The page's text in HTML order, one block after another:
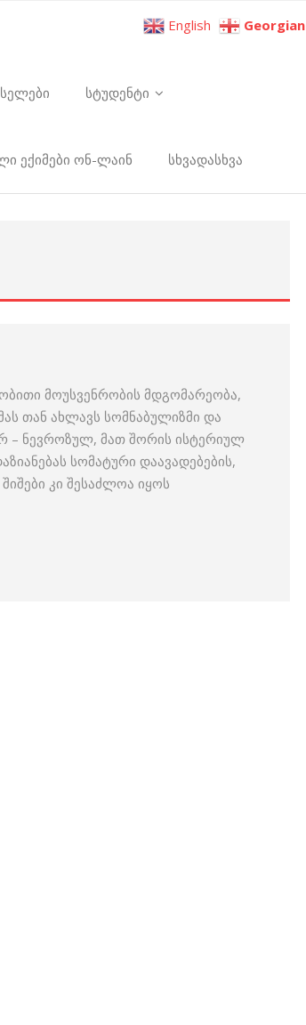
სტუდენტი
ექიმები ონ-ლაინ სხვადასხვა
მოუსვენრობის მდგომარეობა,
თან ახლავს სომნაბულიზმი და
– ნევროზულ, მათ შორის ისტერიულ
სომატური დაავადებების,
კი შესაძლოა იყოს
English Georgian